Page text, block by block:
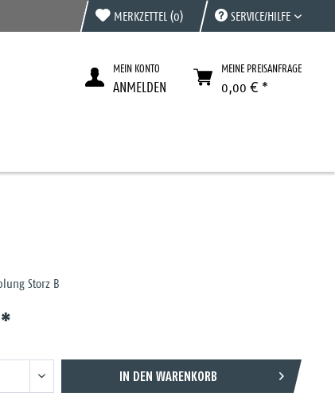
MERKZETTEL (0) SERVICE/HILFE
MEIN KONTO
ANMELDEN
MEINE PREISANFRAGE
0,00 € *
Storz B
IN DEN WARENKORB